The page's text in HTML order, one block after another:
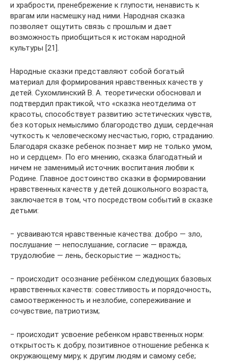
и храбрости, пренебрежение к глупости, ненависть к
врагам или насмешку над ними. Народная сказка
позволяет ощутить связь с прошлым и дает
возможность приобщиться к истокам народной
культуры [21].
Народные сказки представляют собой богатый
материал для формирования нравственных качеств у
детей. Сухомлинский В. А. теоретически обосновал и
подтвердил практикой, что «сказка неотделима от
красоты, способствует развитию эстетических чувств,
без которых немыслимо благородство души, сердечная
чуткость к человеческому несчастью, горю, страданию.
Благодаря сказке ребенок познает мир не только умом,
но и сердцем». По его мнению, сказка благодатный и
ничем не заменимый источник воспитания любви к
Родине. Главное достоинство сказки в формировании
нравственных качеств у детей дошкольного возраста,
заключается в том, что посредством событий в сказке
детьми:
− усваиваются нравственные качества: добро — зло,
послушание — непослушание, согласие — вражда,
трудолюбие — лень, бескорыстие — жадность;
− происходит осознание ребёнком следующих базовых
нравственных качеств: совестливость и порядочность,
самоотверженность и незлобие, сопереживание и
сочувствие, патриотизм;
− происходит усвоение ребенком нравственных норм:
открытость к добру, позитивное отношение ребенка к
окружающему миру, к другим людям и самому себе;